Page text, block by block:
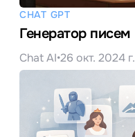
CHAT GPT
Генератор писем
Chat AI•26 окт. 2024 г.